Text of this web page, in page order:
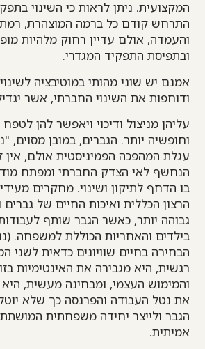
המקצועית. ניתן לראות כי השינוי
התרחש קודם כל ברמה המוצהרת, רמת
והעמדה, אולם עדיין רחוק מלהיות
ובתפיסת התפקיד המגדרי.
אמנם יש שוני מהותי במוטיבציה
ודוחפות את השינוי החברתי, אשר יגדיל
עליהן מניצול ודיכוי ויאפשר להן
וחופשיה יותר. הגברים, במובן מסוים,
עגלת המהפכה הפמיניסטית אולם, אין
הנחשף לאי הצדק החברתי ומפתח
בו הדחף לתיקון ושינוי. מחקרים
הרצון הכללית ואיכות החיים של
גבוהה יותר, כאשר הגבר שותף
הבחירה בחיים שוויונים כדאית לשני
רגשית, היא מגבירה את האינטימיות
והמימוש העצמי, ומבחינה מעשית,
את נטל העבודה והפרנסה כך שלא
הגבר ולייצר יחידה משפחתית
אמיתית.